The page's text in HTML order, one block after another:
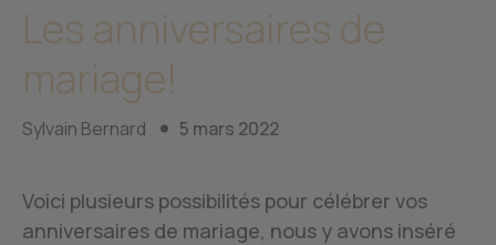
Les anniversaires de
mariage!
Sylvain Bernard 5 mars 2022
Voici plusieurs possibilités pour célébrer vos
anniversaires de mariage, nous y avons inséré